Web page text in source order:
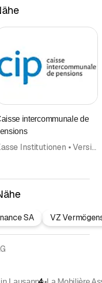
intercommunale de
Kasse Institutionen • Versicherung
SA
VZ